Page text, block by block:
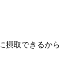
摂取できるから